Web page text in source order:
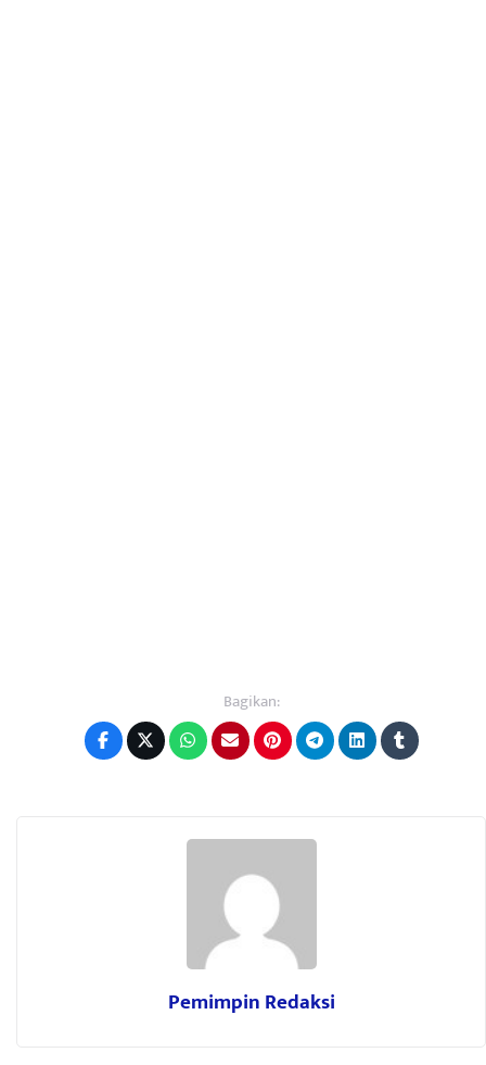
Bagikan:
Pemimpin Redaksi